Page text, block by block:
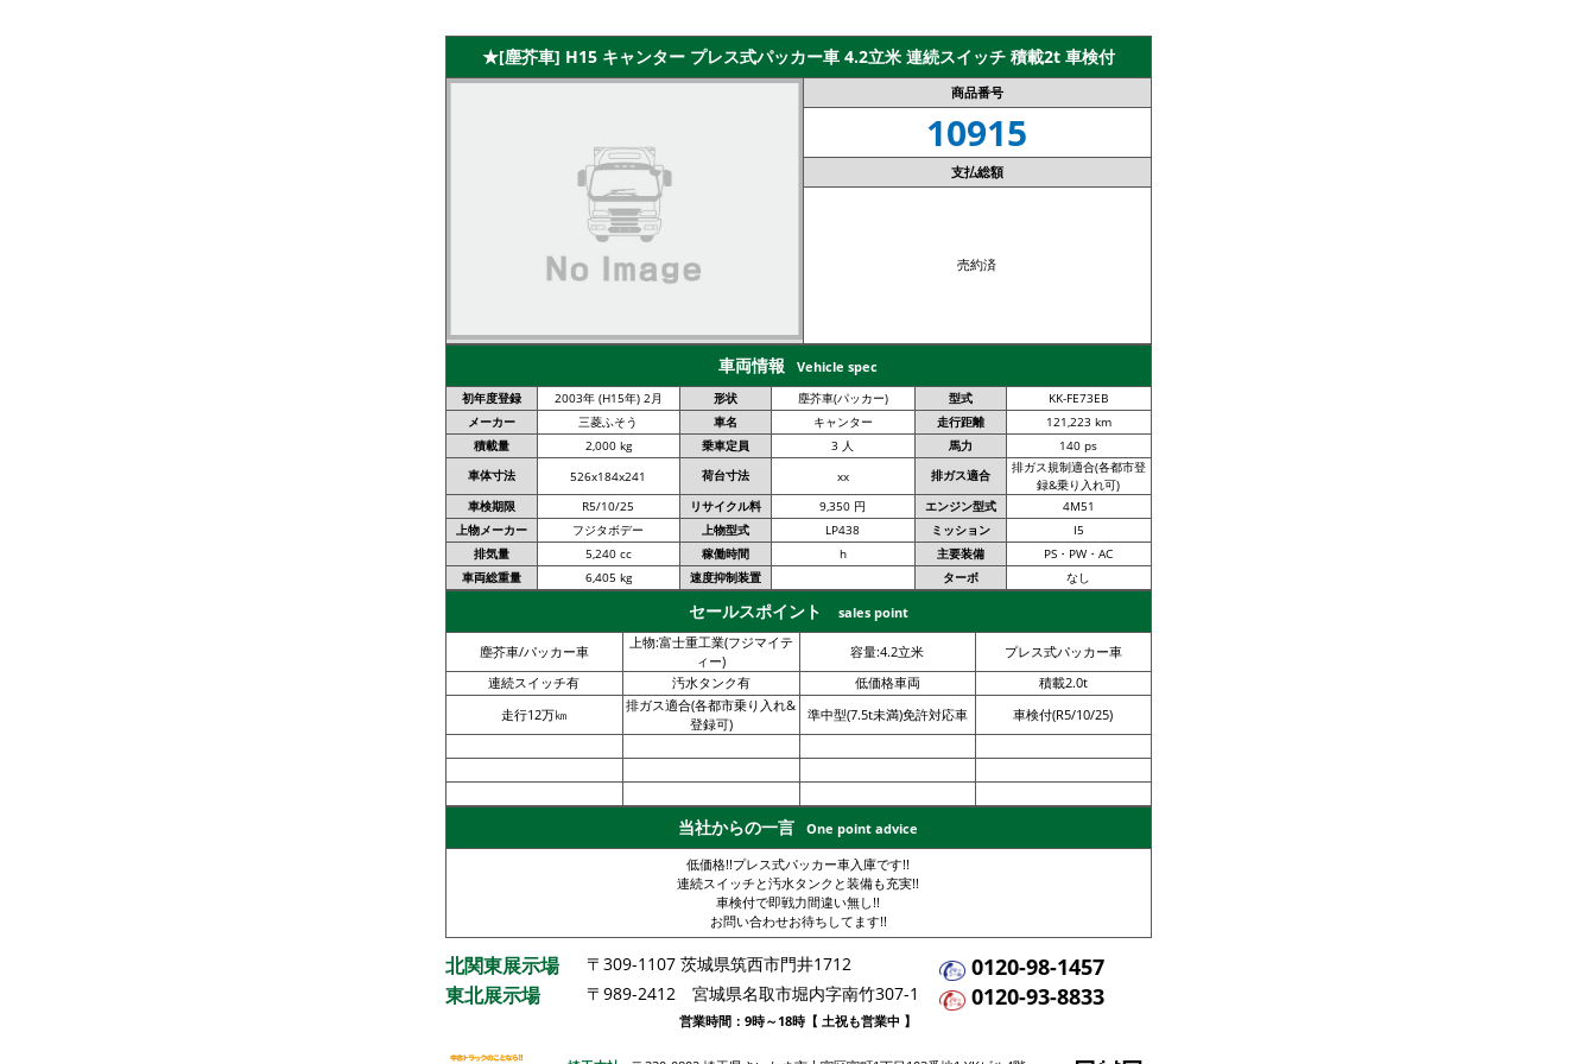
★[塵芥車] H15 キャンター プレス式パッカー車 4.2立米 連続スイッチ 積載2t 車検付
商品番号
10915
支払総額
売約済
車両情報 Vehicle spec
初年度登録 2003年 (H15年) 2月 形状 塵芥車(パッカー) 型式
KK-FE73EB
メーカー
三菱ふそう 車名 キャンター 走行距離
121,223 km
積載量
2,000 kg 乗車定員 3 人 馬力
140 ps
車体寸法
526x184x241 荷台寸法 xx 排ガス適合
排ガス規制適合(各都市登
録&乗り入れ可)
車検期限
R5/10/25 リサイクル料 9,350 円 エンジン型式
4M51
上物メーカー
フジタボデー 上物型式 LP438 ミッション
I5
排気量
5,240 cc 稼働時間 h 主要装備
PS・PW・AC
車両総重量
6,405 kg 速度抑制装置 ターボ なし
セールスポイント sales point
塵芥車/パッカー車
上物:富士重工業(フジマイテ
ィー)
容量:4.2立米
プレス式パッカー車
連続スイッチ有
汚水タンク有 低価格車両
積載2.0t
走行12万㎞
排ガス適合(各都市乗り入れ&
登録可)
準中型(7.5t未満)免許対応車 車検付(R5/10/25)
当社からの一言
One point advice
低価格!!プレス式パッカー車入庫です!!
連続スイッチと汚水タンクと装備も充実!!
車検付で即戦力間違い無し!!
お問い合わせお待ちしてます!!
北関東展示場 〒309-1107 茨城県筑西市門井1712 0120-98-1457
東北展示場 〒989-2412 宮城県名取市堀内字南竹307-1 0120-93-8833
営業時間：9時～18時【 土祝も営業中 】